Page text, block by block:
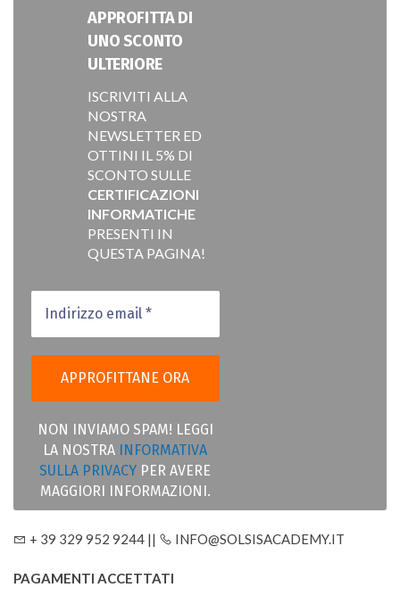
APPROFITTA DI
UNO SCONTO
ULTERIORE
ISCRIVITI ALLA
NOSTRA
NEWSLETTER ED
OTTINI IL 5% DI
SCONTO SULLE
CERTIFICAZIONI
INFORMATICHE
PRESENTI IN
QUESTA PAGINA!
NON INVIAMO SPAM! LEGGI
LA NOSTRA
INFORMATIVA
SULLA PRIVACY PER AVERE
MAGGIORI INFORMAZIONI.
+ 39 329 952 9244 || INFO@SOLSISACADEMY.IT
PAGAMENTI ACCETTATI